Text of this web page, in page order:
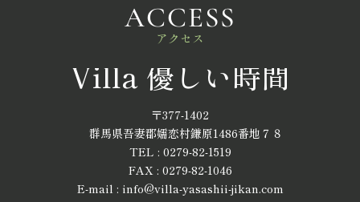
ACCESS
アクセス
Villa 優しい時間
〒377-1402
群馬県吾妻郡嬬恋村鎌原1486番地７８
TEL : 0279-82-1519
FAX : 0279-82-1046
E-mail : info@villa-yasashii-jikan.com